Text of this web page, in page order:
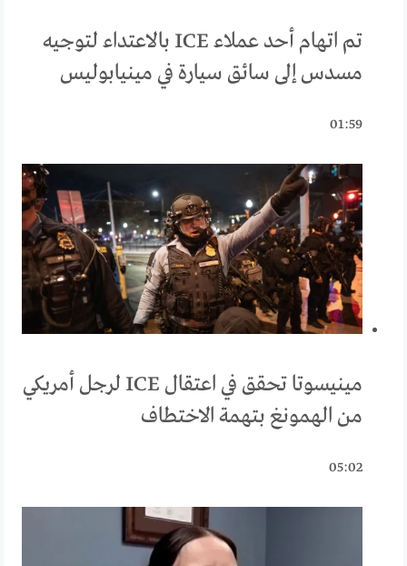
تم اتهام أحد عملاء ICE بالاعتداء لتوجيه
مسدس إلى سائق سيارة في مينيابوليس
01:59
مينيسوتا تحقق في اعتقال ICE لرجل أمريكي
من الهمونغ بتهمة الاختطاف
05:02